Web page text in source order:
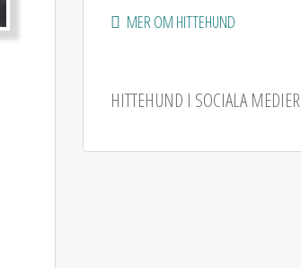
MER OM HITTEHUND
HITTEHUND I SOCIALA MEDIER